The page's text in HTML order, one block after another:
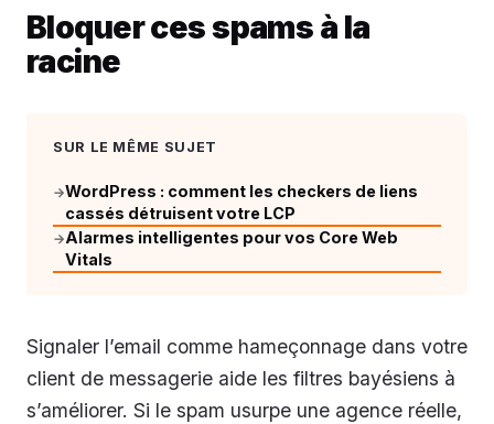
Bloquer ces spams à la
racine
SUR LE MÊME SUJET
→WordPress : comment les checkers de liens
cassés détruisent votre LCP
→Alarmes intelligentes pour vos Core Web
Vitals
Signaler l’email comme hameçonnage dans votre
client de messagerie aide les filtres bayésiens à
s’améliorer. Si le spam usurpe une agence réelle,